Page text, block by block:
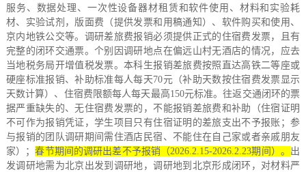
服务、数据处理、一次性设备器材租赁和软件使用、材料和实验耗
材、实验试剂 ， 版面费（提供发票和用稿通知）、软件购买和使用、
京内地铁公交等。调研差旅费报销必须提供正式的住宿费发票，且有
完整的闭环交通票。个别因调研地点在偏远山村无酒店的情况，应去
当地税务局开增值税发票。本科生报销差旅费按照直达高铁二等座或
硬座标准报销、补助标准每人每天70元（补助天数按住宿费发票显示
天数计算）、住宿费限额每人每天最高150元标准。往返交通闭环的票
据严重缺失的、无住宿费发票的，不能报销差旅费和补助（住宿证明
不可作为报销凭证，学生项目只有住宿证明的差旅支出不予报账；参
与报销的团队调研期间需住酒店民宿、不能住在自己家或者亲戚朋友
家）；春节期间的调研出差不予报销（2026.2.15-2026.2.23期间）。 出
发调研地需为北京出发到调研地，调研地到北京形成闭环，对材料严